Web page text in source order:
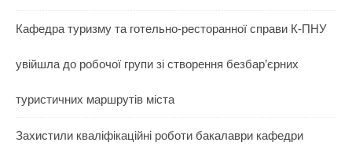
Кафедра туризму та готельно-ресторанної справи К-ПНУ
увійшла до робочої групи зі створення безбар’єрних
туристичних маршрутів міста
Захистили кваліфікаційні роботи бакалаври кафедри